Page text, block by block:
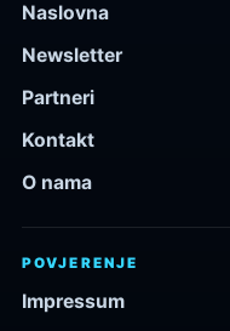
Naslovna
Newsletter
Partneri
Kontakt
O nama
POVJERENJE
Impressum